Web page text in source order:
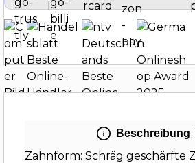
Beschreibung
Zahnform: Schräg geschärfte